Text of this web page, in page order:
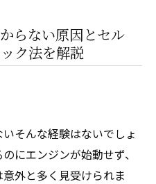
らない原因とセル
ク法を解説
――そんな経験はないでしょ
にエンジンが始動せず、
外と多く見受けられま